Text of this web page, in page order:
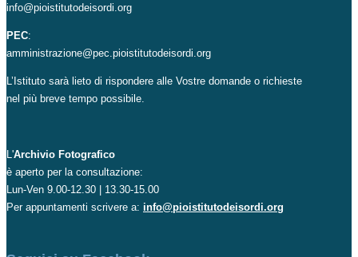
info@pioistitutodeisordi.org
PEC:
amministrazione@pec.pioistitutodeisordi.org
L’Istituto sarà lieto di rispondere alle Vostre domande o richieste
nel più breve tempo possibile.
L'Archivio Fotografico
è aperto per la consultazione:
Lun-Ven 9.00-12.30 | 13.30-15.00
Per appuntamenti scrivere a: info@pioistitutodeisordi.org